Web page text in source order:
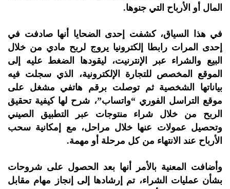
المال أو الأرباح التي جنوها.
في هذا السياق، كشفت إحدى الضحايا أنها صادفت في
إحدى المرات رابطا إلكترونيا يروج لربح مادي من خلال
البيع والشراء عبر الإنترنيت، ليقودها الضغط عليه إلى
الموقع المخصص للتجارة الإلكترونية، الذي سجلت فيه
بياناتها الشخصية ثم توصلت برقم هاتفي مشغل على
موقع التراسل الفوري “واتساب”، شرح لها كيفية تحقيق
الربح من خلال شراء منتوجات عبر التطبيق الصيني
وتحصيل عمولات عنها خلال مراحل، مع إمكانية سحب
الأرباح عند الانتهاء من كل مرحلة أو مهمة.
وأضافت المعنية بالأمر أنها بعد الحصول على شروحات
بشأن عمليات الشراء، تم إرشادها إلى إنجاز مهام مقابل